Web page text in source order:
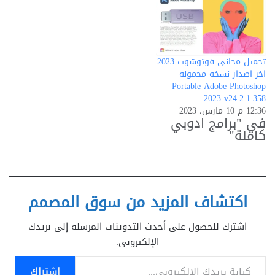
تحميل مجاني فوتوشوب 2023
اخر اصدار نسخة محمولة
Portable Adobe Photoshop
2023 v24.2.1.358
12:36 م 10 مارس، 2023
في "برامج ادوبي
كاملة"
اكتشاف المزيد من سوق المصمم
اشترك للحصول على أحدث التدوينات المرسلة إلى بريدك
الإلكتروني.
كتابة بريدك الإلكتروني...